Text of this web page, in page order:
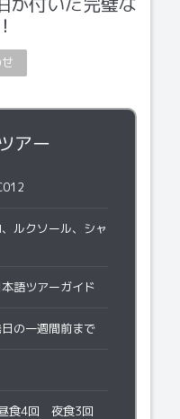
アー
ルクソール、シャ
語ツアーガイド
の一週間前まで
食4回 夜食3回